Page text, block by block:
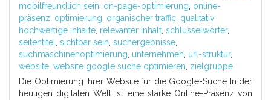
mobilfreundlich sein, on-page-optimierung, online-
präsenz, optimierung, organischer traffic, qualitativ
hochwertige inhalte, relevanter inhalt, schlüsselwörter,
seitentitel, sichtbar sein, suchergebnisse,
suchmaschinenoptimierung, unternehmen, url-struktur,
website, website google suche optimieren, zielgruppe
Die Optimierung Ihrer Website für die Google-Suche In der
heutigen digitalen Welt ist eine starke Online-Präsenz von